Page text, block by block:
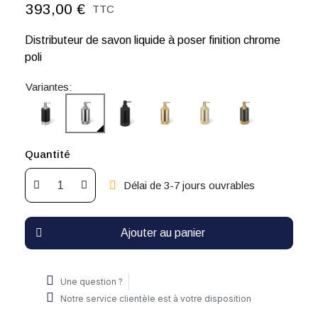
393,00 € TTC
Distributeur de savon liquide à poser finition chrome
poli
Variantes:
Quantité
Délai de 3-7 jours ouvrables
Ajouter au panier
Une question ?
Notre service clientèle est à votre disposition